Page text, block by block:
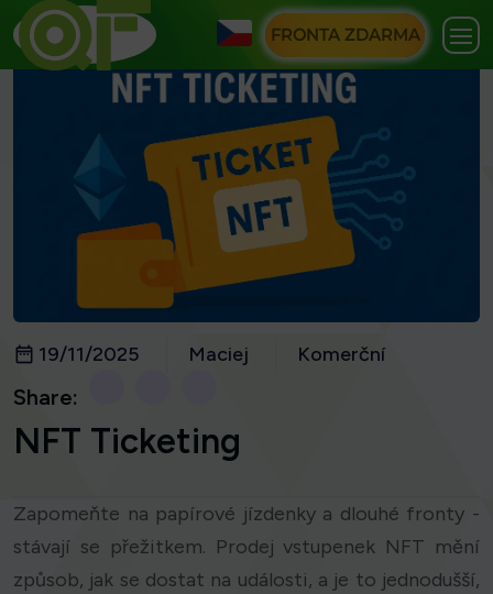
FRONTA ZDARMA
19/11/2025 Maciej Komerční
Share:
NFT Ticketing
Zapomeňte na papírové jízdenky a dlouhé fronty -
stávají se přežitkem. Prodej vstupenek NFT mění
způsob, jak se dostat na události, a je to jednodušší,